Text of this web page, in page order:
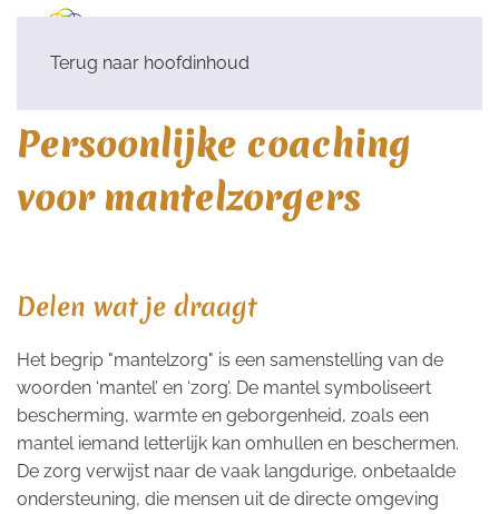
Terug naar hoofdinhoud
Persoonlijke coaching
voor mantelzorgers
Delen wat je draagt
Het begrip "mantelzorg" is een samenstelling van de
woorden ‘mantel’ en ‘zorg’. De mantel symboliseert
bescherming, warmte en geborgenheid, zoals een
mantel iemand letterlijk kan omhullen en beschermen.
De zorg verwijst naar de vaak langdurige, onbetaalde
ondersteuning, die mensen uit de directe omgeving